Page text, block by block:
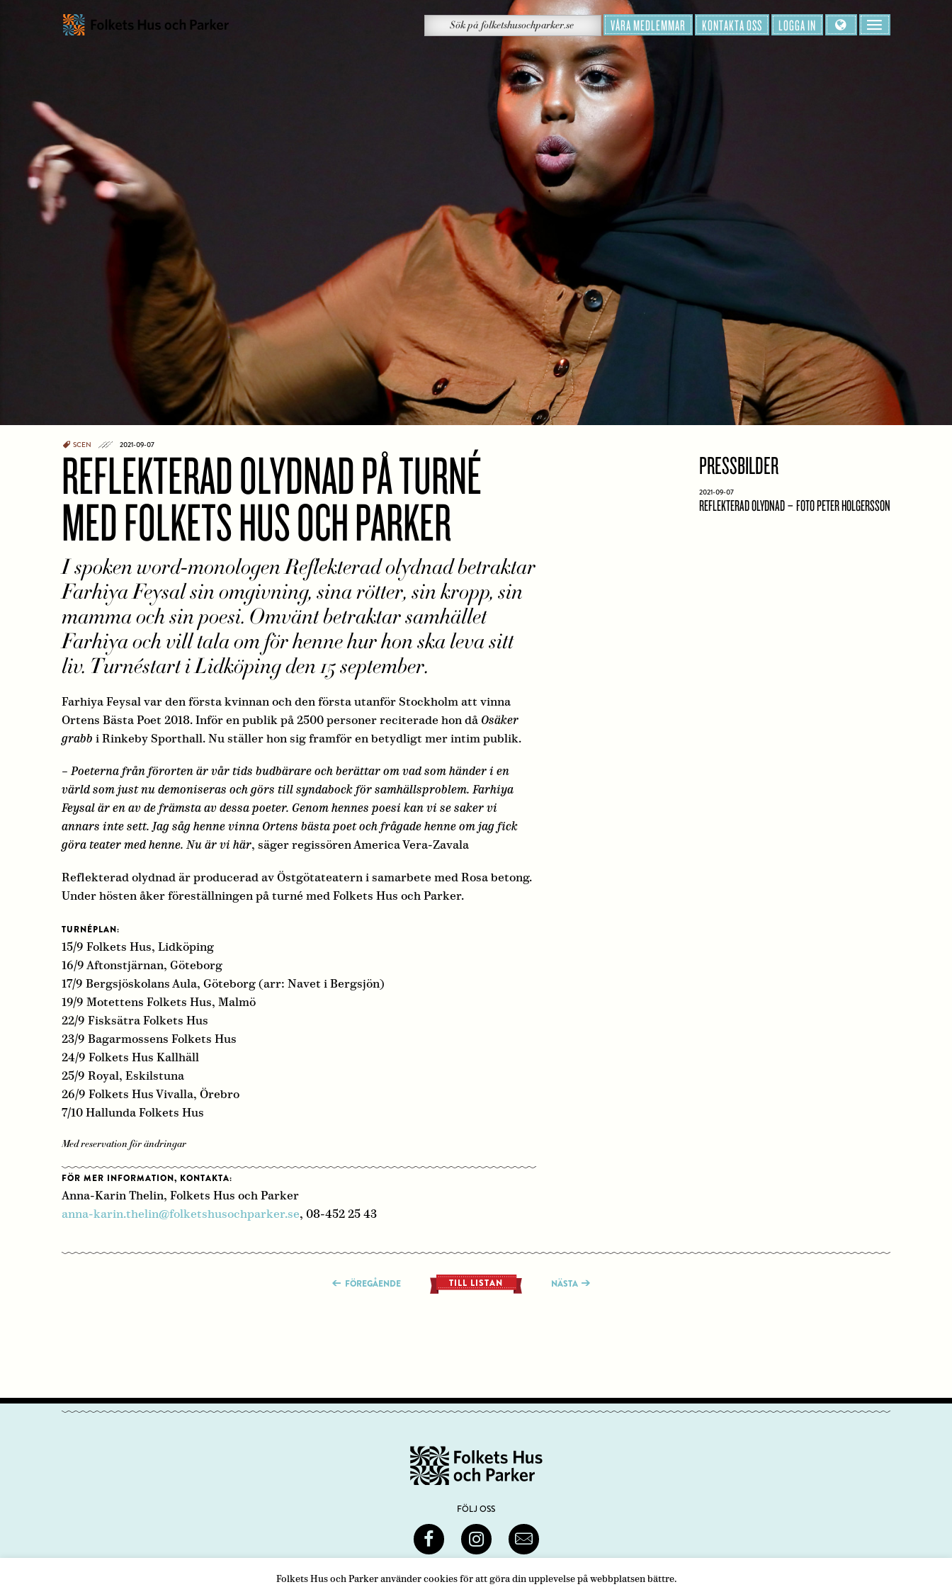
Folkets Hus och Parker använder cookies för att göra din upplevelse på webbplatsen bättre.
på
folketshusochparker.se
Sök VÅRA MEDLEMMAR KONTAKTA OSS LOGGA IN
SCEN 2021-09-07
REFLEKTERAD OLYDNAD PÅ TURNÉ
MED FOLKETS HUS OCH PARKER
I spoken word-monologen Reflekterad olydnad betraktar
Farhiya Feysal sin omgivning, sina rötter, sin kropp, sin
mamma och sin poesi. Omvänt betraktar samhället
Farhiya och vill tala om för henne hur hon ska leva sitt
liv. Turnéstart i Lidköping den 15 september.
Farhiya Feysal var den första kvinnan och den första utanför Stockholm att vinna
Ortens Bästa Poet 2018. Inför en publik på 2500 personer reciterade hon då Osäker
grabb i Rinkeby Sporthall. Nu ställer hon sig framför en betydligt mer intim publik.
– Poeterna från förorten är vår tids budbärare och berättar om vad som händer i en
värld som just nu demoniseras och görs till syndabock för samhällsproblem. Farhiya
Feysal är en av de främsta av dessa poeter. Genom hennes poesi kan vi se saker vi
annars inte sett.Jag såg henne vinna Ortens bästa poet och frågade henne om jag fick
göra teater med henne. Nu är vi här, säger regissören America Vera-Zavala
Reflekterad olydnad är producerad av Östgötateatern i samarbete med Rosa betong.
Under hösten åker föreställningen på turné med Folkets Hus och Parker.
TURNÉPLAN:
15/9 Folkets Hus, Lidköping
16/9 Aftonstjärnan, Göteborg
17/9 Bergsjöskolans Aula, Göteborg (arr: Navet i Bergsjön)
19/9 Motettens Folkets Hus, Malmö
22/9 Fisksätra Folkets Hus
23/9 Bagarmossens Folkets Hus
24/9 Folkets Hus Kallhäll
25/9 Royal, Eskilstuna
26/9 Folkets Hus Vivalla, Örebro
7/10 Hallunda Folkets Hus
Med reservation för ändringar
FÖR MER INFORMATION, KONTAKTA:
Anna-Karin Thelin, Folkets Hus och Parker
anna-karin.thelin@folketshusochparker.se, 08-452 25 43
PRESSBILDER
2021-09-07
REFLEKTERAD OLYDNAD – FOTO PETER HOLGERSSON
FÖREGÅENDE TILL LISTAN NÄSTA
FÖLJ OSS